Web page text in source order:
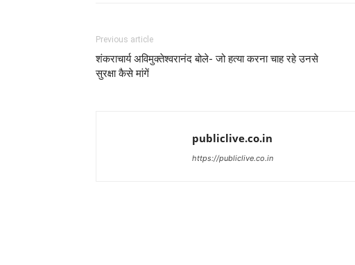
Previous article
शंकराचार्य अविमुक्तेश्वरानंद बोले- जो हत्या करना चाह रहे उनसे
सुरक्षा कैसे मांगें
publiclive.co.in
https://publiclive.co.in